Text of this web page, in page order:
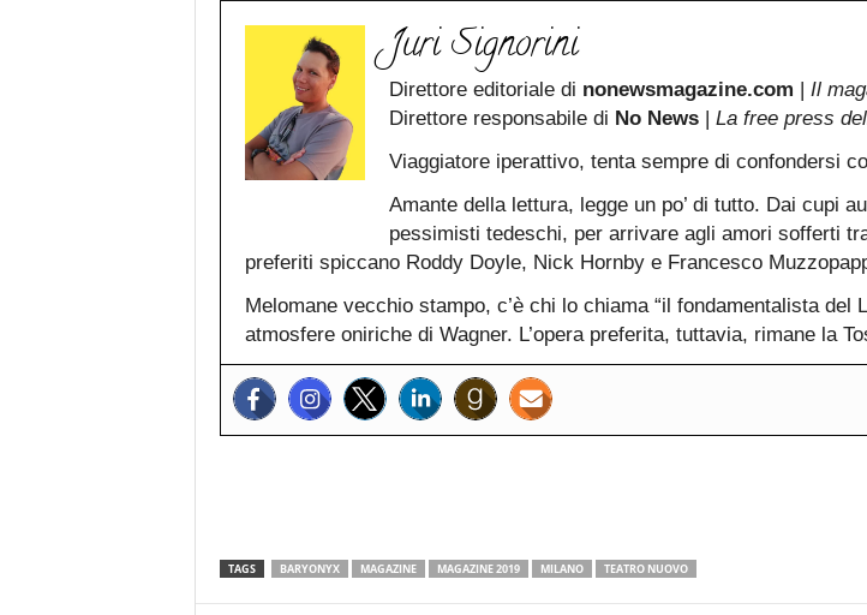
Juri Signorini
Direttore editoriale di nonewsmagazine.com | Il
Direttore responsabile di No News| La free press
Viaggiatore iperattivo, tenta sempre di confondersi
Amante della lettura, legge un po’ di tutto. Dai cupi
pessimisti tedeschi, per arrivare agli amori sofferti
preferiti spiccano Roddy Doyle, Nick Hornby e Francesco
Melomane vecchio stampo, c’è chi lo chiama “il fondamentalista
atmosfere oniriche di Wagner. L’opera preferita, tuttavia, rimane la
TAGS BARYONYX MAGAZINE MAGAZINE 2019 MILANO TEATRO NUOVO